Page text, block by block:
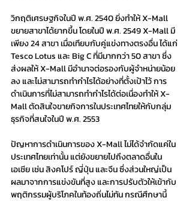
วิกฤติเศรษฐกิจในปี พ.ศ. 2540 ยิ่งทำให้ X-Mall
ขยายสาขาได้ยากขึ้น โดยในปี พ.ศ. 2549 X-Mall มี
เพียง 24 สาขา เมื่อเทียบกับคู่แข่งทางตรงอื่น ได้แก่
Tesco Lotus และ Big C ที่มีมากกว่า 50 สาขา ซึ่ง
ส่งผลให้ X-Mall มีอำนาจต่อรองกับผู้จำหน่ายน้อย
ลง และไม่สามารถทำกำไรได้อย่างที่ตั้งเป้าไว้ การ
ดำเนินการที่ไม่สามารถทำกำไรได้ต่อเนื่องทำให้ X-
Mall ตัดสินใจขายกิจการในประเทศไทยให้กับกลุ่ม
ธุรกิจที่สนใจในปี พ.ศ. 2553
ปัญหาการดำเนินการของ X-Mall ไม่ได้จำกัดแค่ใน
ประเทศไทยเท่านั้น แต่ยังขยายไปถึงตลาดอื่นใน
เอเชีย เช่น สิงคโปร์ ญี่ปุ่น และจีน ซึ่งส่วนใหญ่เป็น
ผลมาจากการแข่งขันที่สูง และการปรับตัวให้เข้ากับ
พฤติกรรมผู้บริโภคในท้องถิ่นไม่ทัน กรณีศึกษานี้